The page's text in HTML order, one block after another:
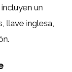
incluyen un
llave inglesa,